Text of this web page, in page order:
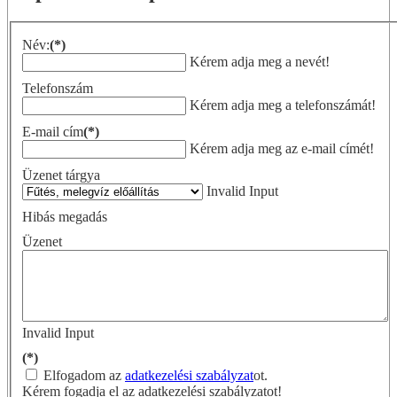
Név:(*)
Kérem adja meg a nevét!
Telefonszám
Kérem adja meg a telefonszámát!
E-mail cím(*)
Kérem adja meg az e-mail címét!
Üzenet tárgya
Invalid Input
Hibás megadás
Üzenet
Invalid Input
(*)
Elfogadom az adatkezelési szabályzatot.
Kérem fogadja el az adatkezelési szabályzatot!